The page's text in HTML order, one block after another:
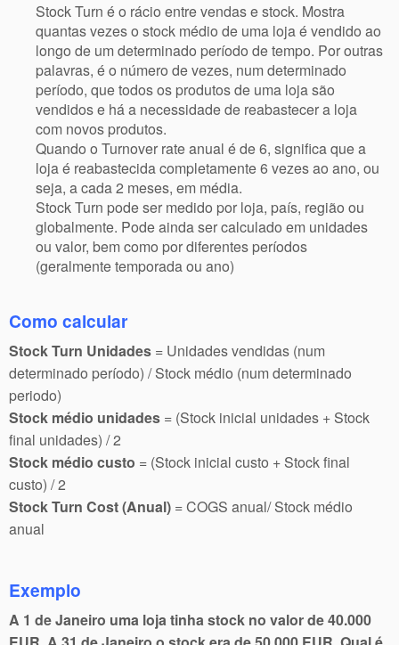
Stock Turn é o rácio entre vendas e stock. Mostra
quantas vezes o stock médio de uma loja é vendido ao
longo de um determinado período de tempo. Por outras
palavras, é o número de vezes, num determinado
período, que todos os produtos de uma loja são
vendidos e há a necessidade de reabastecer a loja
com novos produtos.
Quando o Turnover rate anual é de 6, significa que a
loja é reabastecida completamente 6 vezes ao ano, ou
seja, a cada 2 meses, em média.
Stock Turn pode ser medido por loja, país, região ou
globalmente. Pode ainda ser calculado em unidades
ou valor, bem como por diferentes períodos
(geralmente temporada ou ano)
Como calcular
Stock Turn Unidades = Unidades vendidas (num
determinado período) / Stock médio (num determinado
periodo)
Stock médio unidades = (Stock inicial unidades + Stock
final unidades) / 2
Stock médio custo = (Stock inicial custo + Stock final
custo) / 2
Stock Turn Cost (Anual) = COGS anual/ Stock médio
anual
Exemplo
A 1 de Janeiro uma loja tinha stock no valor de 40.000